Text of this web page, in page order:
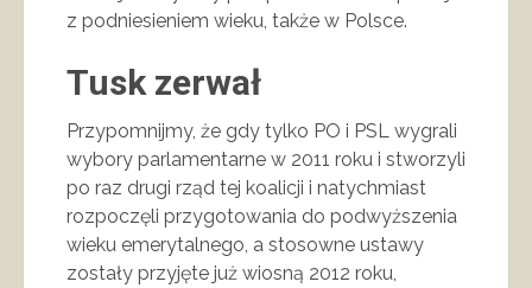
z podniesieniem wieku, także w Polsce.
Tusk zerwał
Przypomnijmy, że gdy tylko PO i PSL wygrali
wybory parlamentarne w 2011 roku i stworzyli
po raz drugi rząd tej koalicji i natychmiast
rozpoczęli przygotowania do podwyższenia
wieku emerytalnego, a stosowne ustawy
zostały przyjęte już wiosną 2012 roku,